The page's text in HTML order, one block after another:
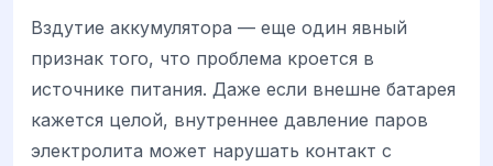
Вздутие аккумулятора — еще один явный
признак того, что проблема кроется в
источнике питания. Даже если внешне батарея
кажется целой, внутреннее давление паров
электролита может нарушать контакт с